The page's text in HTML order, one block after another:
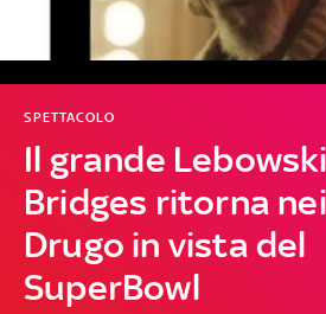
Il grande
Bridges ritorna
Drugo in vista del
SuperBowl
SPETTACOLO